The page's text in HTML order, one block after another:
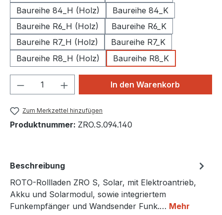
Baureihe 84_H (Holz)
Baureihe 84_K
Baureihe R6_H (Holz)
Baureihe R6_K
Baureihe R7_H (Holz)
Baureihe R7_K
Baureihe R8_H (Holz)
Baureihe R8_K
Produkt Anzahl: Gib denIn den Warenkorb
Zum Merkzettel hinzufügen
Produktnummer: ZRO.S.094.140
Beschreibung
ROTO-Rollladen ZRO S, Solar, mit Elektroantrieb,
Akku und Solarmodul, sowie integriertem
Funkempfänger und Wandsender Funk.… Mehr